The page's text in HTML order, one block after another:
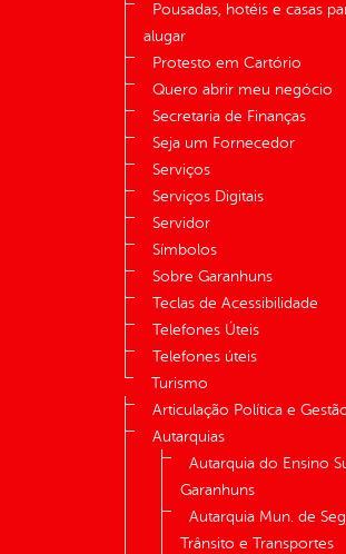
Pousadas, hotéis e casas
alugar
Protesto em Cartório
Quero abrir meu negócio
Secretaria de Finanças
Seja um Fornecedor
Serviços
Serviços Digitais
Servidor
Símbolos
Sobre Garanhuns
Teclas de Acessibilidade
Telefones Úteis
Telefones úteis
Turismo
Articulação Política e
Autarquias
Autarquia do Ensino
Garanhuns
Autarquia Mun. de
Trânsito e Transportes